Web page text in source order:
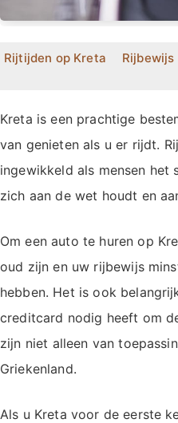
Rijtijden op Kreta Rijbewijs
Kreta is een prachtige
van genieten als u er rijdt.
ingewikkeld als mensen het
zich aan de wet houdt en
Om een auto te huren op
oud zijn en uw rijbewijs
hebben. Het is ook
creditcard nodig heeft om
zijn niet alleen van
Griekenland.
Als u Kreta voor de eerste